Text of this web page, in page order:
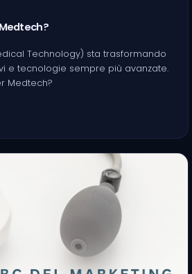
Technology) sta trasformando
e tecnologie sempre più avanzate.
Medtech?